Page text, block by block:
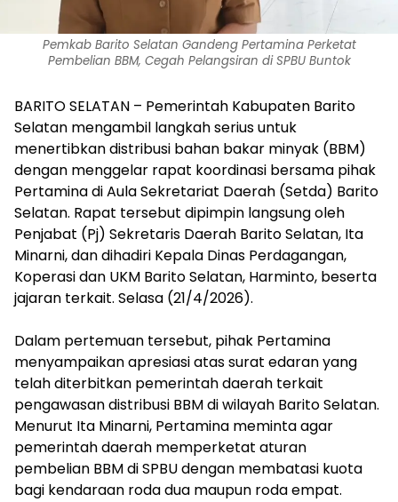
Pemkab Barito Selatan Gandeng Pertamina Perketat
Pembelian BBM, Cegah Pelangsiran di SPBU Buntok‎
BARITO SELATAN – Pemerintah Kabupaten Barito
Selatan mengambil langkah serius untuk
menertibkan distribusi bahan bakar minyak (BBM)
dengan menggelar rapat koordinasi bersama pihak
Pertamina di Aula Sekretariat Daerah (Setda) Barito
Selatan. Rapat tersebut dipimpin langsung oleh
Penjabat (Pj) Sekretaris Daerah Barito Selatan, Ita
Minarni, dan dihadiri Kepala Dinas Perdagangan,
Koperasi dan UKM Barito Selatan, Harminto, beserta
jajaran terkait. Selasa (21/4/2026).
‎Dalam pertemuan tersebut, pihak Pertamina
menyampaikan apresiasi atas surat edaran yang
telah diterbitkan pemerintah daerah terkait
pengawasan distribusi BBM di wilayah Barito Selatan.
Menurut Ita Minarni, Pertamina meminta agar
pemerintah daerah memperketat aturan
pembelian BBM di SPBU dengan membatasi kuota
bagi kendaraan roda dua maupun roda empat.